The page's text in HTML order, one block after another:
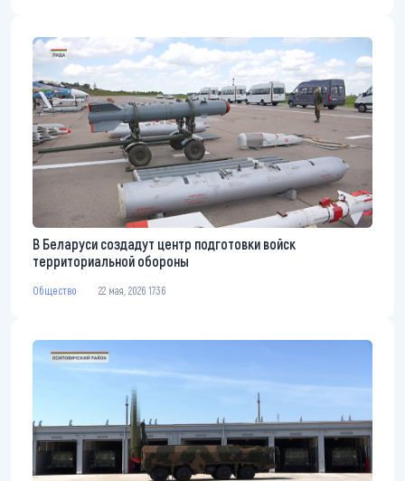
В Беларуси создадут центр подготовки войск
территориальной обороны
Общество 22 мая, 2026 17:36